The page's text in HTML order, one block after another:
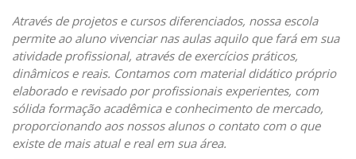
Através de projetos e cursos diferenciados, nossa escola
permite ao aluno vivenciar nas aulas aquilo que fará em sua
atividade profissional, através de exercícios práticos,
dinâmicos e reais. Contamos com material didático próprio
elaborado e revisado por profissionais experientes, com
sólida formação acadêmica e conhecimento de mercado,
proporcionando aos nossos alunos o contato com o que
existe de mais atual e real em sua área.